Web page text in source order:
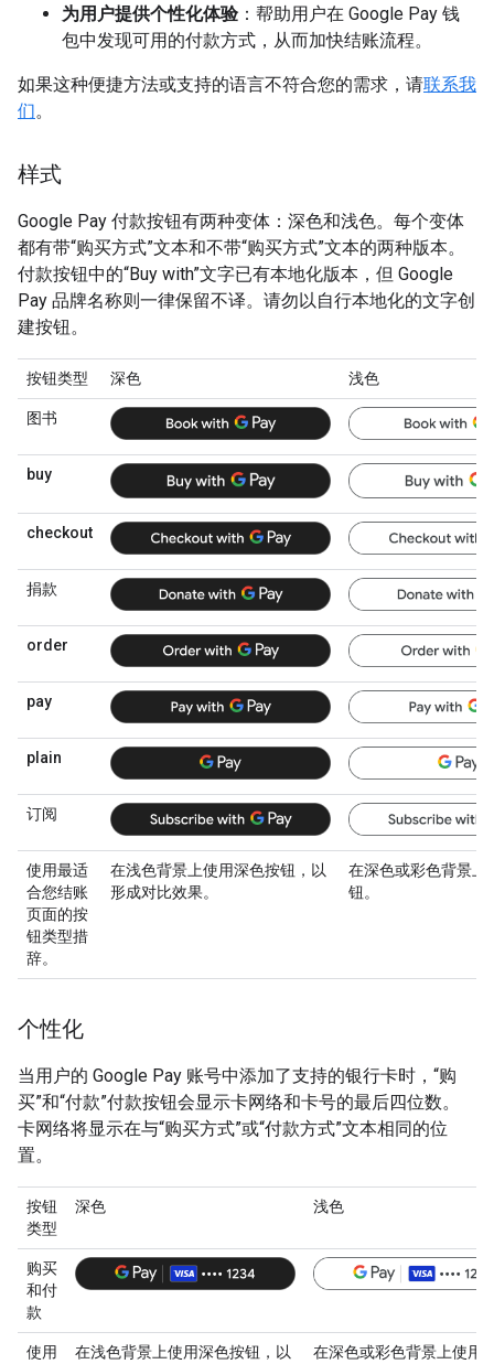
为用户提供个性化体验：帮助用户在 Google Pay 钱
包中发现可用的付款方式，从而加快结账流程。
如果这种便捷方法或支持的语言不符合您的需求，请联系我
们。
样式
Google Pay 付款按钮有两种变体：深色和浅色。每个变体
都有带“购买方式”文本和不带“购买方式”文本的两种版本。
付款按钮中的“Buy with”文字已有本地化版本，但 Google
Pay 品牌名称则一律保留不译。请勿以自行本地化的文字创
建按钮。
按钮类型 深色 浅色
图书
buy
checkout
捐款
order
pay
plain
订阅
使用最适
合您结账
页面的按
钮类型措
辞。
在浅色背景上使用深色按钮，以
形成对比效果。
在深色或彩色背景上
钮。
个性化
当用户的 Google Pay 账号中添加了支持的银行卡时，“购
买”和“付款”付款按钮会显示卡网络和卡号的最后四位数。
卡网络将显示在与“购买方式”或“付款方式”文本相同的位
置。
按钮
类型
深色 浅色
购买
和付
款
使用
在浅色背景上使用深色按钮，以
在深色或彩色背景上使用